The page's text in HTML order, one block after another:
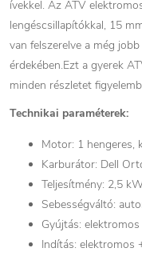
ívekkel. Az ATV
lengéscsillapítókkal, 15
van felszerelve a még
érdekében.Ezt a gyerek
minden részletet
Technikai paraméterek:
Motor: 1 hengeres,
Karburátor: Dell
Teljesítmény: 2,5
Sebességváltó:
Gyújtás: elektromos
Indítás: elektromos